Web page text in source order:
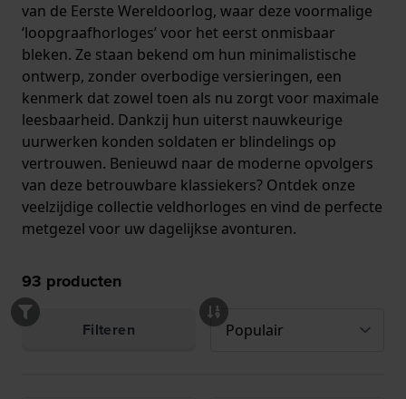
van de Eerste Wereldoorlog, waar deze voormalige
‘loopgraafhorloges’ voor het eerst onmisbaar
bleken. Ze staan bekend om hun minimalistische
ontwerp, zonder overbodige versieringen, een
kenmerk dat zowel toen als nu zorgt voor maximale
leesbaarheid. Dankzij hun uiterst nauwkeurige
uurwerken konden soldaten er blindelings op
vertrouwen. Benieuwd naar de moderne opvolgers
van deze betrouwbare klassiekers? Ontdek onze
veelzijdige collectie veldhorloges en vind de perfecte
metgezel voor uw dagelijkse avonturen.
93 producten
Filteren